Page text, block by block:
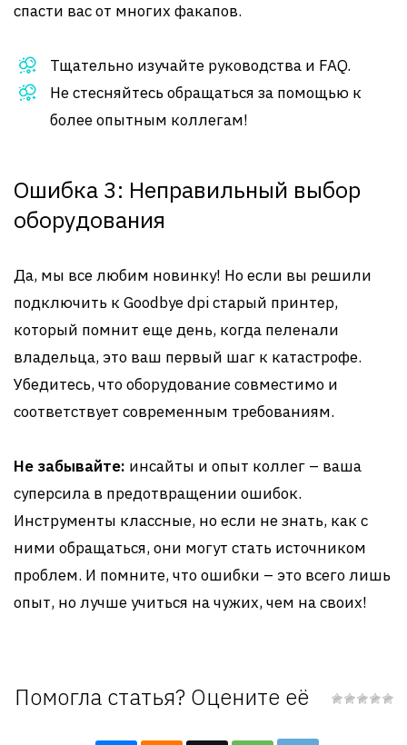
спасти вас от многих факапов.
Тщательно изучайте руководства и FAQ.
Не стесняйтесь обращаться за помощью к
более опытным коллегам!
Ошибка 3: Неправильный выбор
оборудования
Да, мы все любим новинку! Но если вы решили
подключить к Goodbye dpi старый принтер,
который помнит еще день, когда пеленали
владельца, это ваш первый шаг к катастрофе.
Убедитесь, что оборудование совместимо и
соответствует современным требованиям.
Не забывайте: инсайты и опыт коллег – ваша
суперсила в предотвращении ошибок.
Инструменты классные, но если не знать, как с
ними обращаться, они могут стать источником
проблем. И помните, что ошибки – это всего лишь
опыт, но лучше учиться на чужих, чем на своих!
Помогла статья? Оцените её